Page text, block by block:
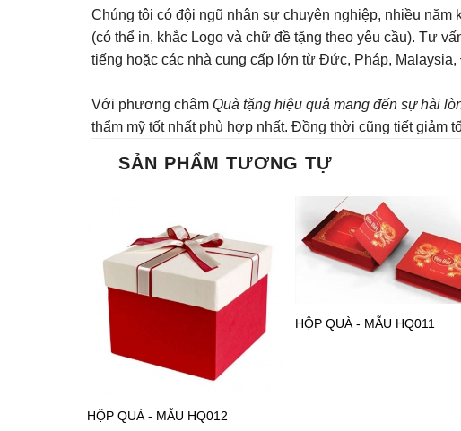
Chúng tôi có đội ngũ nhân sự chuyên nghiệp, nhiều
(có thể in, khắc Logo và chữ đề tặng theo yêu cầu). Tư
tiếng hoặc các nhà cung cấp lớn từ Đức, Pháp,
Với phương châm Quà tặng hiệu quả mang đến sự hài
thẩm mỹ tốt nhất phù hợp nhất. Đồng thời cũng tiết giảm
SẢN PHẨM TƯƠNG TỰ
HỘP QUÀ - MẪU HQ012
HỘP QUÀ - MẪU HQ011